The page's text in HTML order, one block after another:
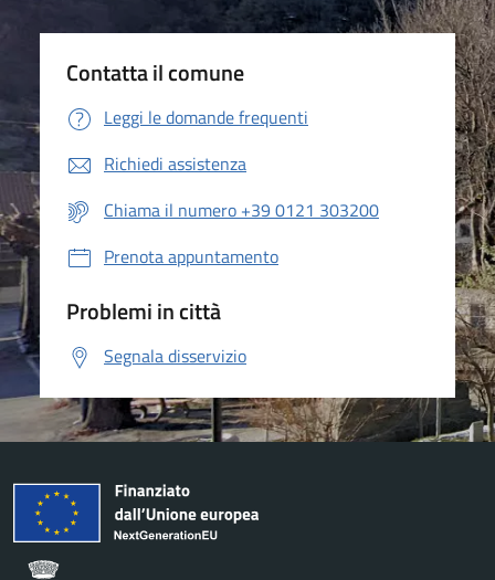
Contatta il comune
Leggi le domande frequenti
Richiedi assistenza
Chiama il numero +39 0121 303200
Prenota appuntamento
Problemi in città
Segnala disservizio